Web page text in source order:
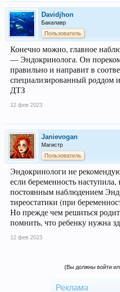
Davidjhon
Бакалавр
Пользователь
Конечно можно, главное
— Эндокринолога. Он
правильно и направит в
специализированный
ДТЗ
12 фев 2023
Janievogan
Магистр
Пользователь
Эндокринологи не
если беременность
постоянным наблюдением
тиреостатики (при
Но прежде чем решиться
помнить, что ребенку нужна
12 фев 2023
(Вы должны войти
Реклама